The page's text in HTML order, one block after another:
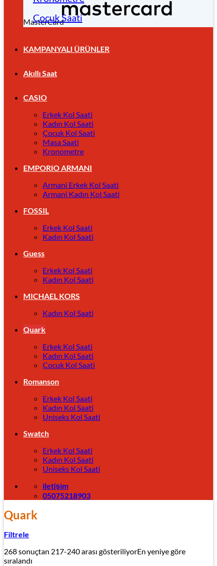
MasterCard
Çocuk Saati
KAMPANYALI ÜRÜNLER
Akıllı Saat
CASIO
Erkek Kol Saati
Kadın Kol Saati
Çocuk Kol Saati
Masa Saati
Kronometre
EMPORIO ARMANI
Armani Erkek Kol Saati
Armani Kadın Kol Saati
FOSSIL
Erkek Kol Saati
Kadın Kol Saati
Guess
Erkek Kol Saati
Kadın Kol Saati
MICHAEL KORS
Kadın Kol Saati
Quark
Erkek Kol Saati
Kadın Kol Saati
Çocuk Kol Saati
Romanson
Erkek Kol Saati
Kadın Kol Saati
Uniseks Kol Saati
Swatch
Erkek Kol Saati
Kadın Kol Saati
Uniseks Kol Saati
iletişim
05075218903
Quark
Filtrele
268 sonuçtan 217-240 arası gösteriliyorEn yeniye göre
sıralandı